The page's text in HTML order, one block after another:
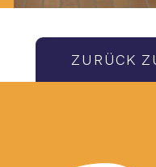
ZURÜCK